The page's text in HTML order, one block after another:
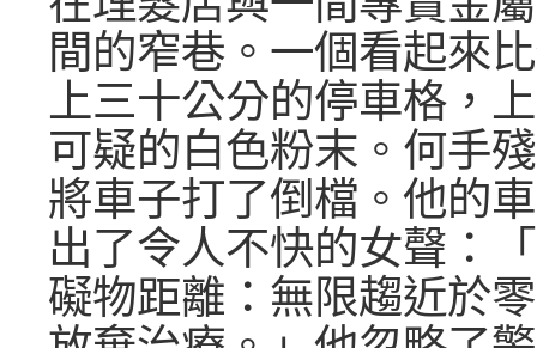
間的窄巷。一個看起來
上三十公分的停車格，
可疑的白色粉末。何手
將車子打了倒檔。他的
出了令人不快的女聲：
礙物距離：無限趨近於